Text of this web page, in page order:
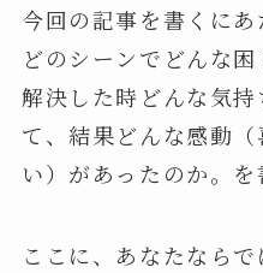
今回の記事を書くに
どのシーンでどんな
解決した時どんな気
て、結果どんな感動
い）があったのか。を
ここに、あなたならで